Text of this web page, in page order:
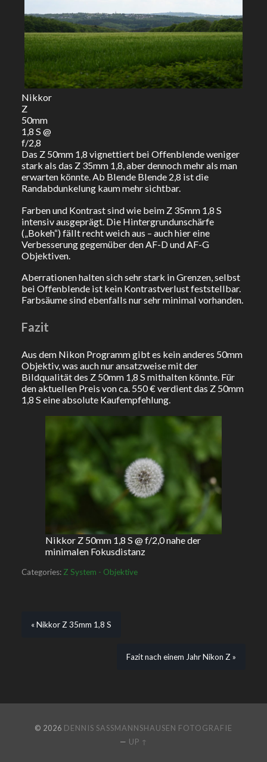
Nikkor
Z
50mm
1,8 S @
f/2,8
Das Z 50mm 1,8 vignettiert bei Offenblende weniger
stark als das Z 35mm 1,8, aber dennoch mehr als man
erwarten könnte. Ab Blende Blende 2,8 ist die
Randabdunkelung kaum mehr sichtbar.
Farben und Kontrast sind wie beim Z 35mm 1,8 S
intensiv ausgeprägt. Die Hintergrundunschärfe
(„Bokeh“) fällt recht weich aus – auch hier eine
Verbesserung gegemüber den AF-D und AF-G
Objektiven.
Aberrationen halten sich sehr stark in Grenzen, selbst
bei Offenblende ist kein Kontrastverlust feststellbar.
Farbsäume sind ebenfalls nur sehr minimal vorhanden.
Fazit
Aus dem Nikon Programm gibt es kein anderes 50mm
Objektiv, was auch nur ansatzweise mit der
Bildqualität des Z 50mm 1,8 S mithalten könnte. Für
den aktuellen Preis von ca. 550 € verdient das Z 50mm
1,8 S eine absolute Kaufempfehlung.
Nikkor Z 50mm 1,8 S @ f/2,0 nahe der
minimalen Fokusdistanz
Categories: Z System - Objektive
« Nikkor Z 35mm 1,8 S
Fazit nach einem Jahr Nikon Z »
© 2026 DENNIS SASSMANNSHAUSEN FOTOGRAFIE
— UP ↑